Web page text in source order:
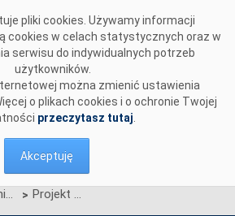
pliki cookies. Używamy informacji
cookies w celach statystycznych oraz w
serwisu do indywidualnych potrzeb
użytkowników.
można zmienić ustawienia
o plikach cookies i o ochronie Twojej
przeczytasz tutaj
Akceptuję
Komunikaty OSP > Projekt Karty aktualizacji nr RRM/Z/14/2025 Regulaminu rynku mocy